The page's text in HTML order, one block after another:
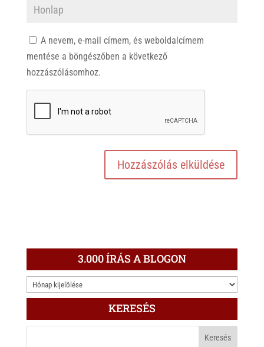
A nevem, e-mail címem, és weboldalcímem
mentése a böngészőben a következő
hozzászólásomhoz.
3.000 ÍRÁS A BLOGON
3.000
ÍRÁS
KERESÉS